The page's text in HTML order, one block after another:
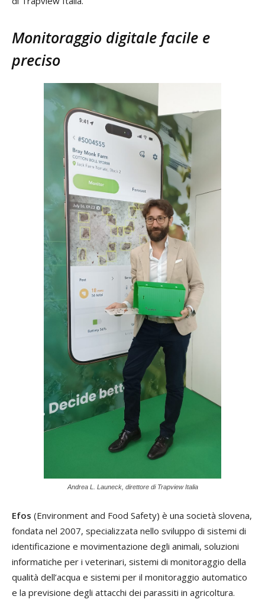
Monitoraggio digitale facile e
preciso
Andrea L. Launeck, direttore di Trapview Italia
Efos (Environment and Food Safety) è una società slovena,
fondata nel 2007, specializzata nello sviluppo di sistemi di
identificazione e movimentazione degli animali, soluzioni
informatiche per i veterinari, sistemi di monitoraggio della
qualità dell’acqua e sistemi per il monitoraggio automatico
e la previsione degli attacchi dei parassiti in agricoltura.